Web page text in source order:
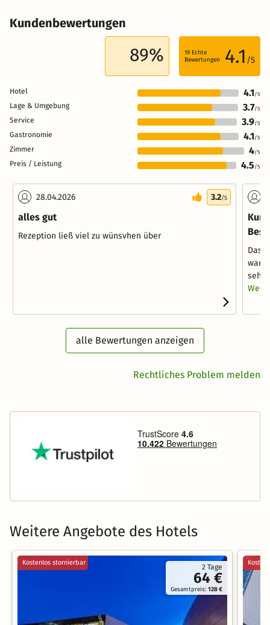
Kundenbewertungen
89% 19 Echte
Bewertungen
4.1 /5
Hotel 4.1/5
Lage & Umgebung 3.7/5
Service 3.9/5
Gastronomie 4.1/5
Zimmer 4/5
Preis / Leistung 4.5 /5
28.04.2026 3.2/5
alles gut
Rezeption ließ viel zu wünsvhen über
Das
sehr
alle Bewertungen anzeigen
Rechtliches Problem melden
Weitere Angebote des Hotels
2 Tage
64 €
Gesamtpreis:128 €
Kostenlos stornierbar